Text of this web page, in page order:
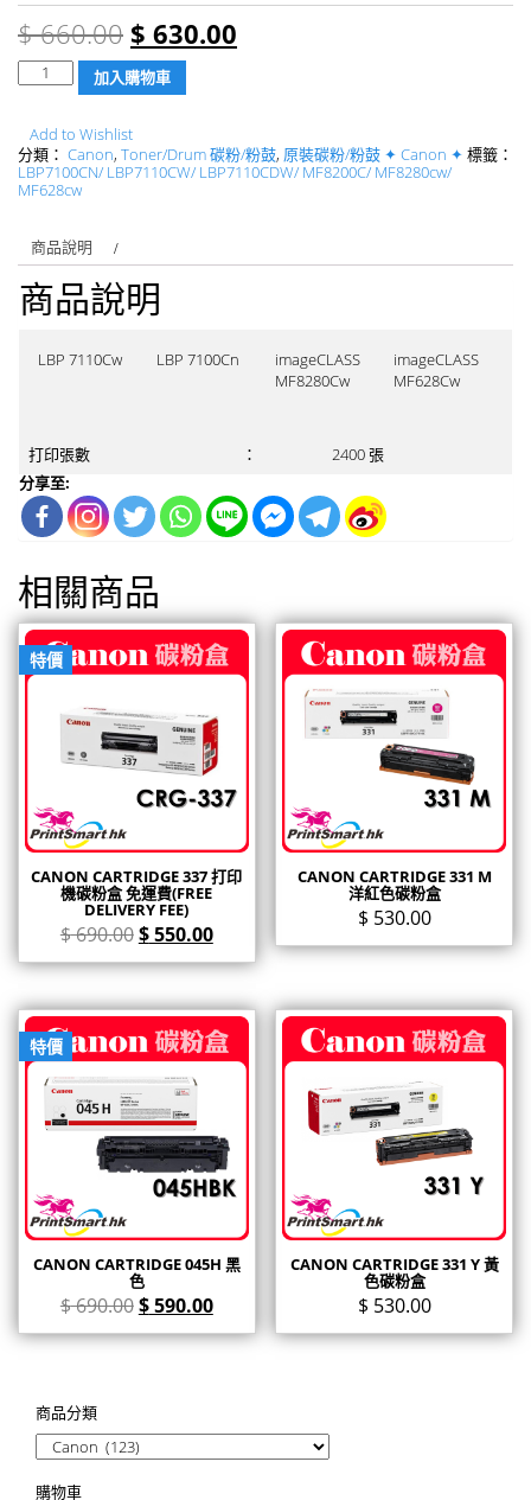
$660.00 $ 630.00
數
量
加入購物車
Add to Wishlist
分類： Canon, Toner/Drum 碳粉/粉鼓, 原裝碳粉/粉鼓 ✦ Canon ✦ 標籤：
LBP7100CN/ LBP7110CW/ LBP7110CDW/ MF8200C/ MF8280cw/
MF628cw
商品說明
商品說明
LBP 7110Cw LBP 7100Cn
imageCLASS
MF8280Cw
imageCLASS
MF628Cw
打印張數 ：
2400 張
分享至:
相關商品
特價
CANON CARTRIDGE 337 打印
機碳粉盒 免運費(FREE
DELIVERY FEE)
$690.00$550.00
CANON CARTRIDGE 331 M
洋紅色碳粉盒
$ 530.00
特價
CANON CARTRIDGE 045H 黑
色
$690.00$590.00
CANON CARTRIDGE 331 Y 黃
色碳粉盒
$ 530.00
商品分類
購物車